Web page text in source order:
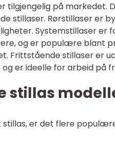
tilgjengelig på markedet.
stillaser. Rørstillaser er
Systemstillaser er
og er populære blant
Frittstående stillaser er
er ideelle for arbeid på
stillas
er det flere